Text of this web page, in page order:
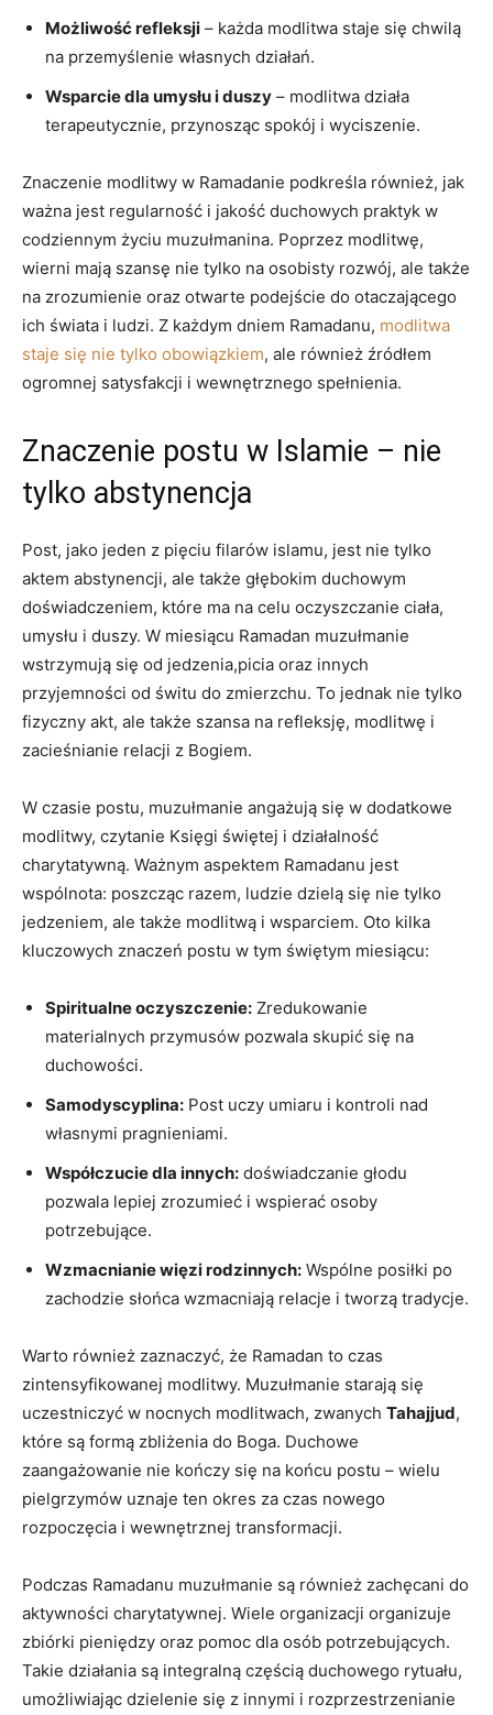
Możliwość refleksji – ⁤każda modlitwa ‌staje się chwilą
na przemyślenie własnych działań.
Wsparcie dla umysłu i duszy – modlitwa działa
terapeutycznie, przynosząc ‌spokój i wyciszenie.
Znaczenie ‍modlitwy w Ramadanie podkreśla również, jak
ważna jest regularność i jakość duchowych praktyk w
codziennym życiu muzułmanina. Poprzez⁤ modlitwę,
wierni mają szansę nie tylko na⁣ osobisty rozwój, ⁢ale także
na zrozumienie oraz otwarte podejście do otaczającego
ich świata i​ ludzi. Z każdym dniem Ramadanu, modlitwa
staje się nie tylko obowiązkiem, ale również źródłem
ogromnej satysfakcji i wewnętrznego spełnienia.
Znaczenie postu w Islamie – nie
⁣tylko abstynencja
Post, ‌jako jeden ‍z pięciu ⁢filarów islamu, jest nie tylko
aktem abstynencji, ale także głębokim duchowym
doświadczeniem, ⁣które ma na celu oczyszczanie ciała,
umysłu i duszy. W⁣ miesiącu Ramadan muzułmanie
wstrzymują się od jedzenia,picia oraz‍ innych
⁢przyjemności od świtu do zmierzchu. To jednak nie ‌tylko
fizyczny⁤ akt, ale także‌ szansa na⁤ refleksję, modlitwę i
zacieśnianie relacji z Bogiem.
W czasie postu, muzułmanie angażują się⁣ w dodatkowe‍
modlitwy, czytanie‌ Księgi świętej i działalność
charytatywną. Ważnym⁢ aspektem Ramadanu jest
wspólnota:⁤ poszcząc razem, ludzie dzielą się nie tylko⁤
jedzeniem, ale także modlitwą i wsparciem. Oto kilka
kluczowych ⁤znaczeń postu w tym⁢ świętym miesiącu:
Spiritualne oczyszczenie: Zredukowanie
materialnych przymusów pozwala skupić się na
⁤duchowości.
Samodyscyplina: Post uczy⁢ umiaru i ⁣kontroli nad
własnymi pragnieniami.
Współczucie dla innych: doświadczanie głodu
pozwala lepiej zrozumieć i wspierać osoby
potrzebujące.
Wzmacnianie więzi⁣ rodzinnych: Wspólne posiłki po
zachodzie słońca wzmacniają ⁤relacje i tworzą tradycje.
Warto również zaznaczyć, że Ramadan to czas
zintensyfikowanej modlitwy. Muzułmanie starają się
uczestniczyć w nocnych‍ modlitwach, zwanych Tahajjud,
które są​ formą zbliżenia do Boga. Duchowe
zaangażowanie nie ⁢kończy się ‍na końcu postu – wielu
pielgrzymów uznaje ten okres za czas ​nowego
rozpoczęcia i wewnętrznej⁤ transformacji.
Podczas ⁤Ramadanu muzułmanie są ​również zachęcani do
aktywności charytatywnej. Wiele organizacji organizuje
‌zbiórki pieniędzy oraz⁤ pomoc dla osób potrzebujących.
Takie działania są integralną​ częścią duchowego rytuału,
umożliwiając dzielenie się z innymi i rozprzestrzenianie